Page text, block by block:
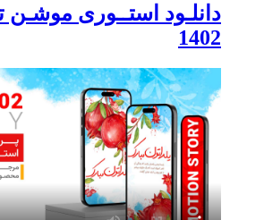
دانلـود استــوری موشـن
1402